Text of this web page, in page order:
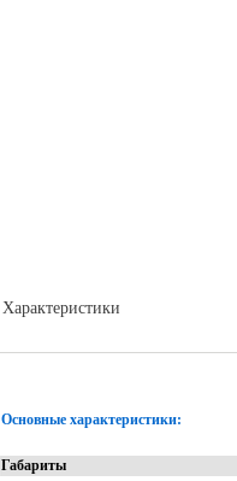
Характеристики
Основные характеристики:
Габариты